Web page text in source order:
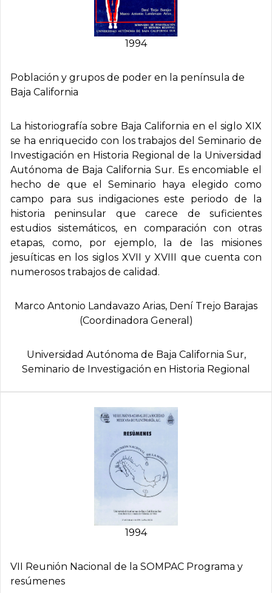
1994
Población y grupos de poder en la pení­nsula de
Baja California
La historiografía sobre Baja California en el siglo XIX
se ha enriquecido con los trabajos del Seminario de
Investigación en Historia Regional de la Universidad
Autónoma de Baja California Sur. Es encomiable el
hecho de que el Seminario haya elegido como
campo para sus indigaciones este periodo de la
historia peninsular que carece de suficientes
estudios sistemáticos, en comparación con otras
etapas, como, por ejemplo, la de las misiones
jesuíticas en los siglos XVII y XVIII que cuenta con
numerosos trabajos de calidad.
Marco Antonio Landavazo Arias, Dení­ Trejo Barajas
(Coordinadora General)
Universidad Autónoma de Baja California Sur,
Seminario de Investigación en Historia Regional
1994
VII Reunión Nacional de la SOMPAC Programa y
resúmenes